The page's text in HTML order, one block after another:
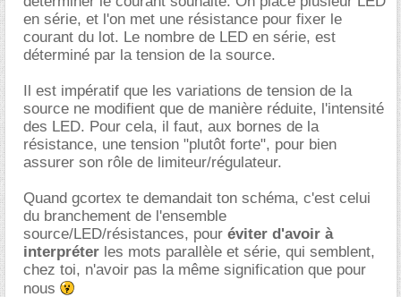
en série, et l'on met une résistance pour fixer le
courant du lot. Le nombre de LED en série, est
déterminé par la tension de la source.
Il est impératif que les variations de tension de la
source ne modifient que de manière réduite, l'intensité
des LED. Pour cela, il faut, aux bornes de la
résistance, une tension "plutôt forte", pour bien
assurer son rôle de limiteur/régulateur.
Quand gcortex te demandait ton schéma, c'est celui
du branchement de l'ensemble
source/LED/résistances, pour éviter d'avoir à
interpréter les mots parallèle et série, qui semblent,
chez toi, n'avoir pas la même signification que pour
nous